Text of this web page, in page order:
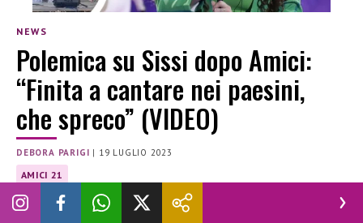
NEWS
Polemica su Sissi dopo Amici:
“Finita a cantare nei paesini,
che spreco” (VIDEO)
DEBORA PARIGI | 19 LUGLIO 2023
AMICI 21
Che fine ha fatto Sissi di Amici 21? Dopo aver incatanto nel